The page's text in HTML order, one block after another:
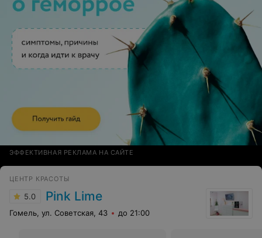
ЭФФЕКТИВНАЯ РЕКЛАМА НА САЙТЕ
ЦЕНТР КРАСОТЫ
5.0 Pink Lime
Гомель, ул. Советская, 43 до 21:00